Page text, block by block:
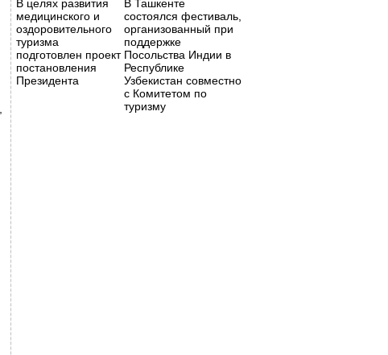
В целях развития
медицинского и
оздоровительного
туризма
подготовлен проект
постановления
Президента
В Ташкенте
состоялся фестиваль,
организованный при
поддержке
Посольства Индии в
Республике
Узбекистан совместно
с Комитетом по
туризму